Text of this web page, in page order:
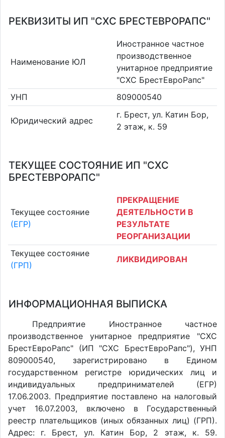
РЕКВИЗИТЫ ИП "СХС БРЕСТЕВРОРАПС"
Наименование ЮЛ
Иностранное частное
производственное
унитарное предприятие
"СХС БрестЕвроРапс"
УНП
809000540
Юридический адрес
г. Брест, ул. Катин Бор,
2 этаж, к. 59
ТЕКУЩЕЕ СОСТОЯНИЕ ИП "СХС
БРЕСТЕВРОРАПС"
Текущее состояние
(ЕГР)
ПРЕКРАЩЕНИЕ
ДЕЯТЕЛЬНОСТИ В
РЕЗУЛЬТАТЕ
РЕОРГАНИЗАЦИИ
Текущее состояние
(ГРП)
ЛИКВИДИРОВАН
ИНФОРМАЦИОННАЯ ВЫПИСКА
Предприятие Иностранное частное
производственное унитарное предприятие "СХС
БрестЕвроРапс" (ИП "СХС БрестЕвроРапс"), УНП
809000540, зарегистрировано в Едином
государственном регистре юридических лиц и
индивидуальных предпринимателей (ЕГР)
17.06.2003. Предприятие поставлено на налоговый
учет 16.07.2003, включено в Государственный
реестр плательщиков (иных обязанных лиц) (ГРП).
Адрес: г. Брест, ул. Катин Бор, 2 этаж, к. 59.